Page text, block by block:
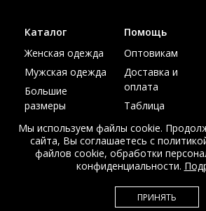
© Интернет магазин верхней одежды
EDEM-ROOM 2011-2026
Каталог
Женская одежда
Мужская одежда
Большие
размеры
Акции
Помощь
Оптовикам
Доставка и
оплата
Таблица
Мы используем файлы cookie.
сайта, Вы соглашаетесь с
файлов cookie, обработки
конфиденциальности.
ПРИНЯТЬ